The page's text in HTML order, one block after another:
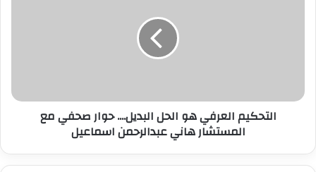
التحكيم العرفي هو الحل البديل.... حوار صحفي مع
المستشار هاني عبدالرحمن اسماعيل